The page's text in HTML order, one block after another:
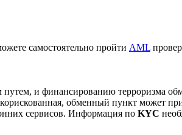
самостоятельно пройти AML
и финансированию терроризма
обменный пункт может
сервисов. Информация по KYC